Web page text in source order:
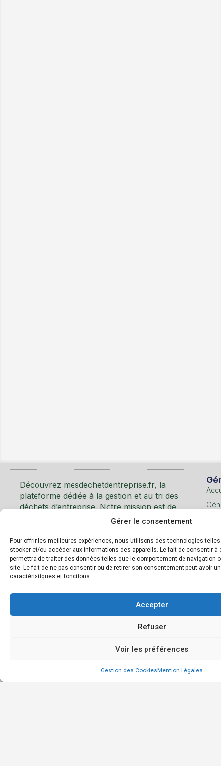
Gérer le consentement
Pour offrir les meilleures expériences, nous utilisons des technologies
stocker et/ou accéder aux informations des appareils. Le fait de consentir
permettra de traiter des données telles que le comportement de navigation
site. Le fait de ne pas consentir ou de retirer son consentement peut avoir
caractéristiques et fonctions.
Accepter
Refuser
Voir les préférences
Gestion des Cookies Mention Légales
Map view
Découvrez mesdechetdentreprise.fr, la
plateforme dédiée à la gestion et au tri des
déchets d’entreprise. Notre mission est de
faciliter le recyclage et d’encourager les
et
à